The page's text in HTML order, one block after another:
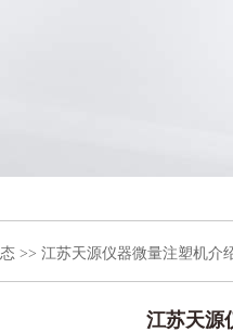
>> 江苏天源仪器微量注塑机介
江苏天源